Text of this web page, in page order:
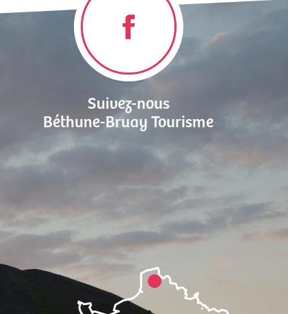
Suivez-nous
Béthune-Bruay Tourisme